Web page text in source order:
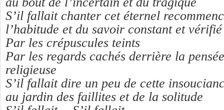
S’il fallait chanter cet éternel
l’habitude et du savoir constant et
Par les crépuscules teints
Par les regards cachés derrière la
religieuse
S’il fallait dire un peu de cette
au jardin des faillites et de la solitude